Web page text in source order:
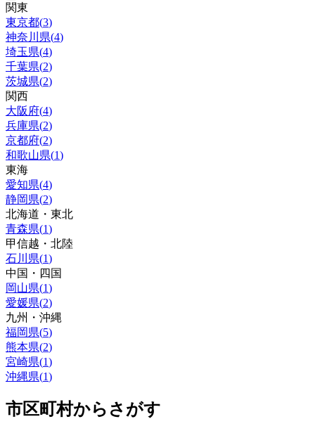
関東
東京都(3)
神奈川県(4)
埼玉県(4)
千葉県(2)
茨城県(2)
関西
大阪府(4)
兵庫県(2)
京都府(2)
和歌山県(1)
東海
愛知県(4)
静岡県(2)
北海道・東北
青森県(1)
甲信越・北陸
石川県(1)
中国・四国
岡山県(1)
愛媛県(2)
九州・沖縄
福岡県(5)
熊本県(2)
宮崎県(1)
沖縄県(1)
市区町村からさがす